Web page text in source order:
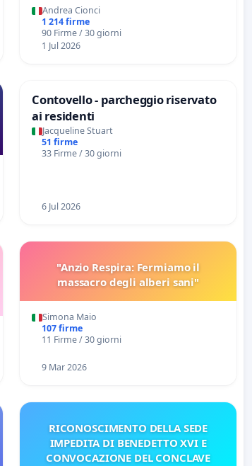
Andrea Cionci
1 214 firme
90 Firme / 30 giorni
1 Jul 2026
Contovello - parcheggio riservato
ai residenti
Jacqueline Stuart
51 firme
33 Firme / 30 giorni
6 Jul 2026
"Anzio Respira: Fermiamo il
massacro degli alberi sani"
Simona Maio
107 firme
11 Firme / 30 giorni
9 Mar 2026
RICONOSCIMENTO DELLA SEDE
IMPEDITA DI BENEDETTO XVI E
CONVOCAZIONE DEL CONCLAVE